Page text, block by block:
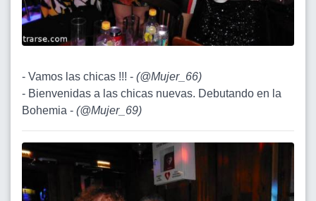
- Vamos las chicas !!! - (@Mujer_66)
- Bienvenidas a las chicas nuevas. Debutando en la
Bohemia - (@Mujer_69)